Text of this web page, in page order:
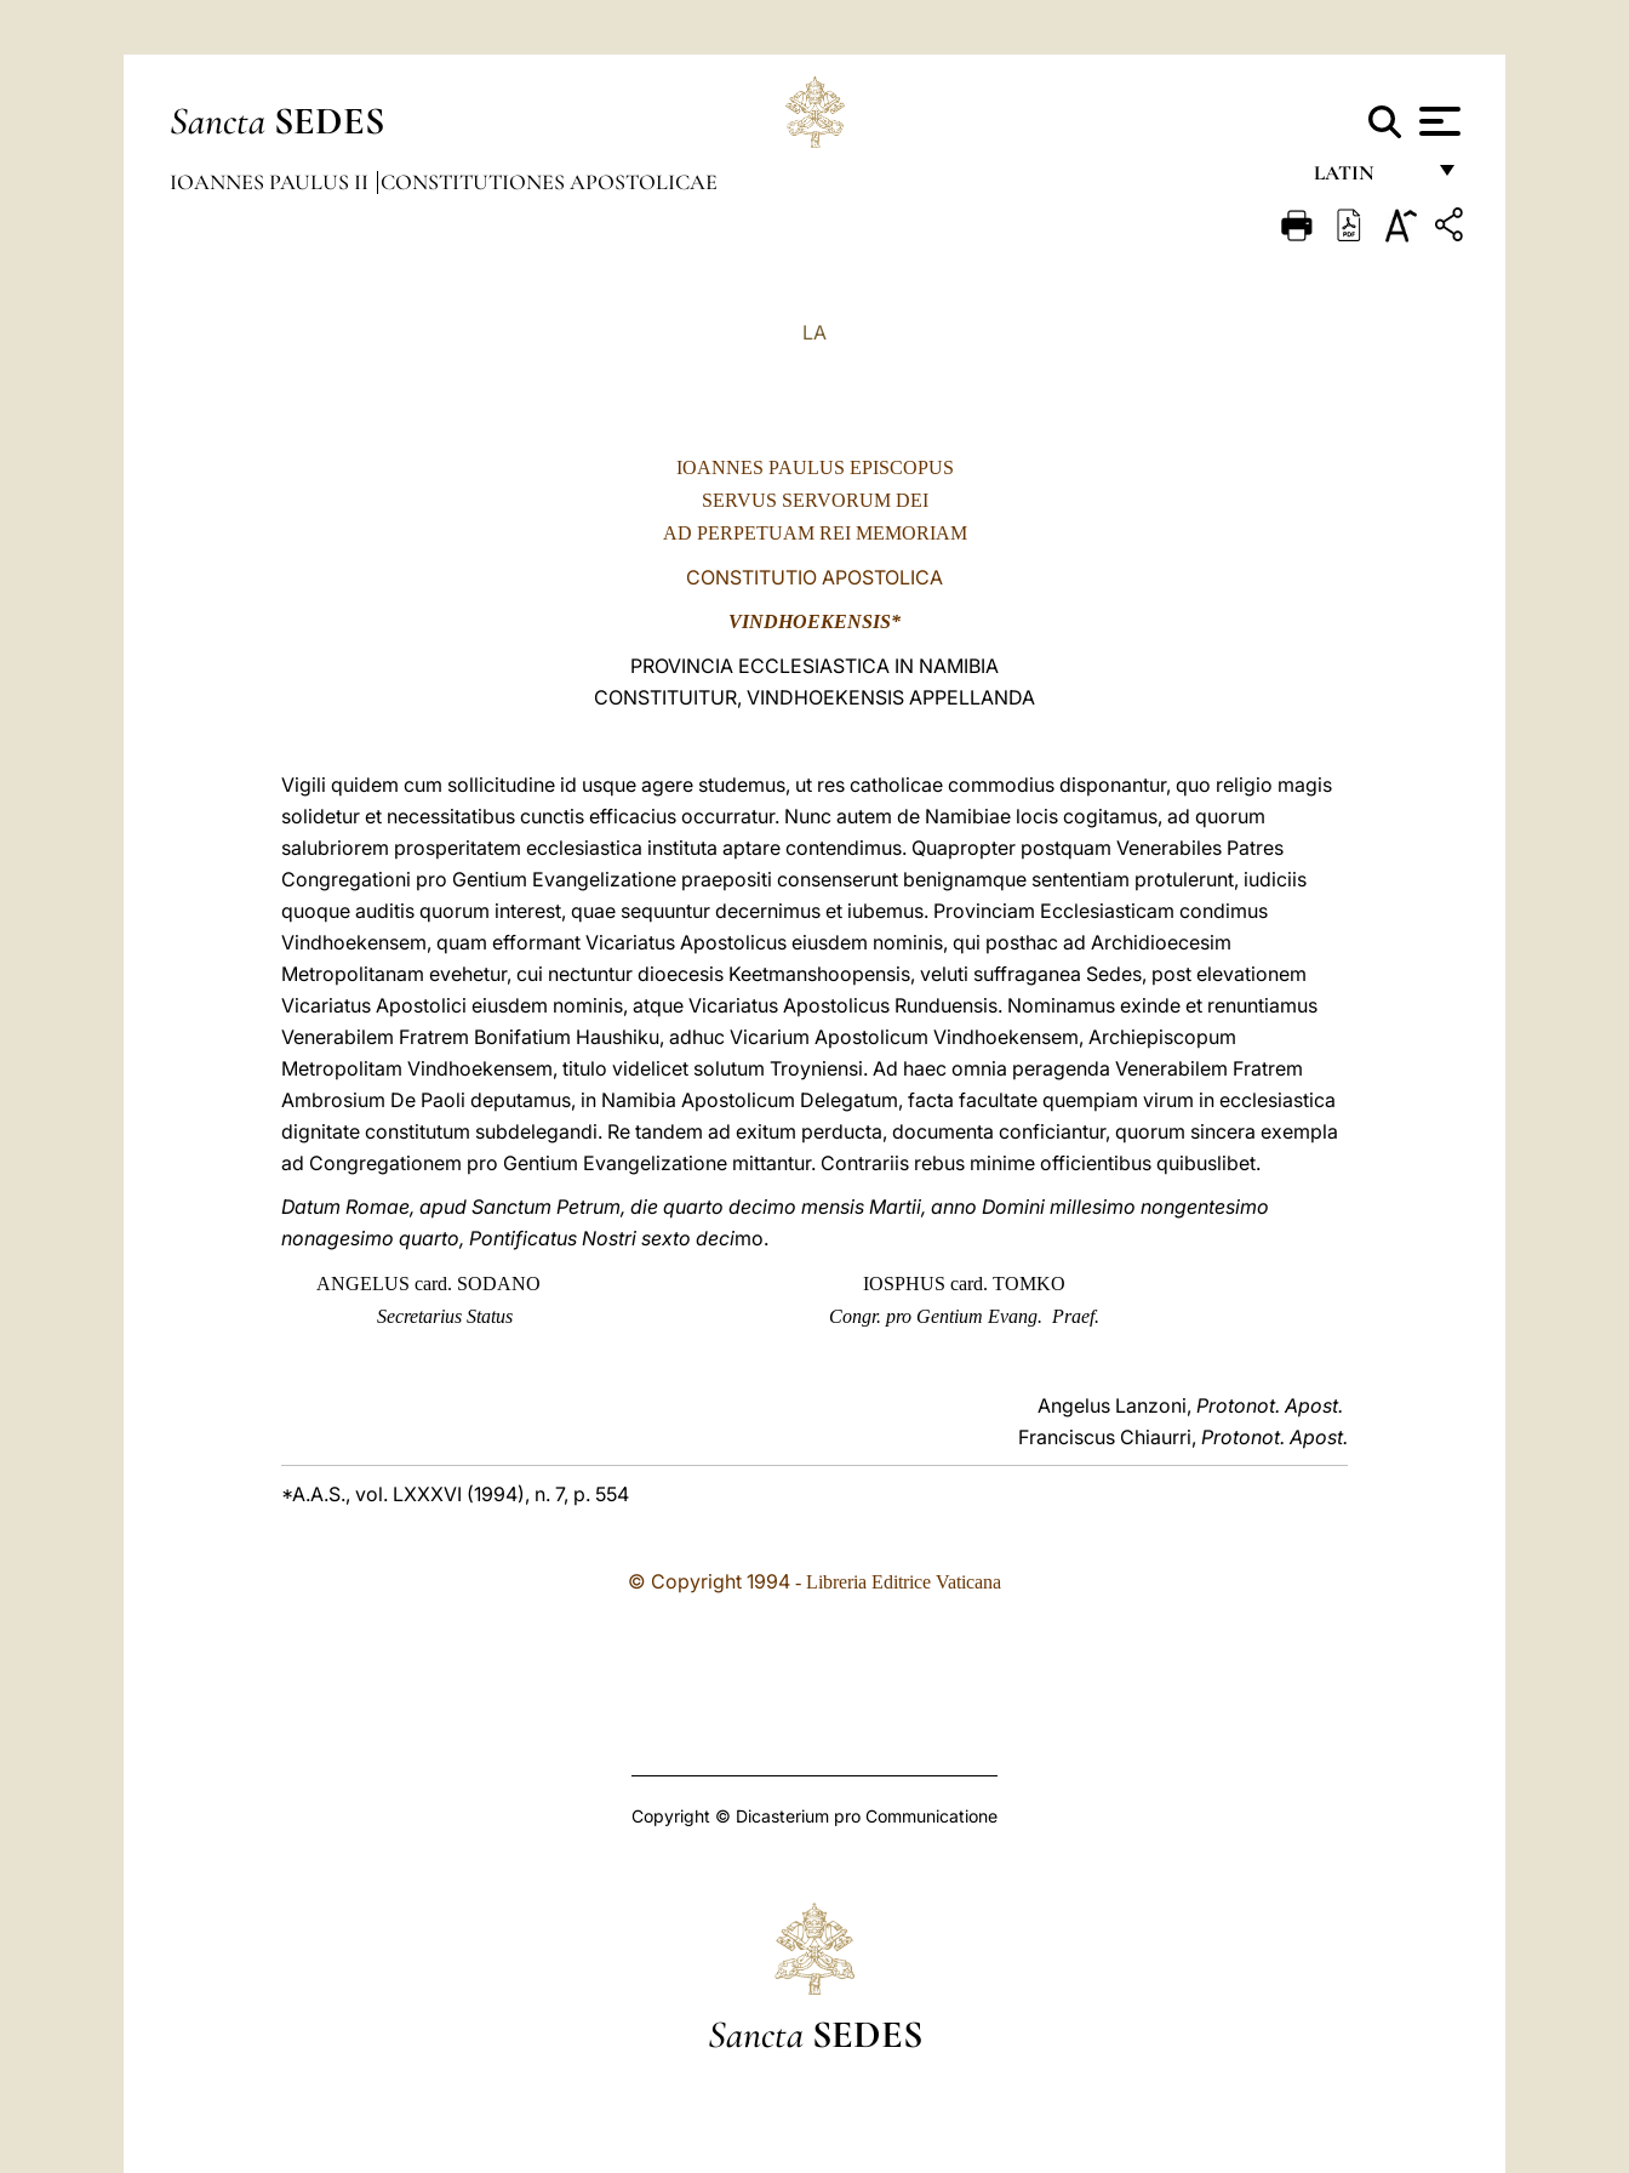
Sancta SEDES
LATIN
FRANÇAIS
IOANNES PAULUS II CONSTITUTIONES APOSTOLICAE
LA
IOANNES PAULUS EPISCOPUS
SERVUS SERVORUM DEI
AD PERPETUAM REI MEMORIAM
CONSTITUTIO APOSTOLICA
VINDHOEKENSIS*
PROVINCIA ECCLESIASTICA IN NAMIBIA
CONSTITUITUR, VINDHOEKENSIS APPELLANDA
Vigili quidem cum sollicitudine id usque agere studemus, ut res catholicae commodius disponantur, quo religio magis
solidetur et necessitatibus cunctis efficacius occurratur. Nunc autem de Namibiae locis cogitamus, ad quorum
salubriorem prosperitatem ecclesiastica instituta aptare contendimus. Quapropter postquam Venerabiles Patres
Congregationi pro Gentium Evangelizatione praepositi consenserunt benignamque sententiam protulerunt, iudiciis
quoque auditis quorum interest, quae sequuntur decernimus et iubemus. Provinciam Ecclesiasticam condimus
Vindhoekensem, quam efformant Vicariatus Apostolicus eiusdem nominis, qui posthac ad Archidioecesim
Metropolitanam evehetur, cui nectuntur dioecesis Keetmanshoopensis, veluti suffraganea Sedes, post elevationem
Vicariatus Apostolici eiusdem nominis, atque Vicariatus Apostolicus Runduensis. Nominamus exinde et renuntiamus
Venerabilem Fratrem Bonifatium Haushiku, adhuc Vicarium Apostolicum Vindhoekensem, Archiepiscopum
Metropolitam Vindhoekensem, titulo videlicet solutum Troyniensi. Ad haec omnia peragenda Venerabilem Fratrem
Ambrosium De Paoli deputamus, in Namibia Apostolicum Delegatum, facta facultate quempiam virum in ecclesiastica
dignitate constitutum subdelegandi. Re tandem ad exitum perducta, documenta conficiantur, quorum sincera exempla
ad Congregationem pro Gentium Evangelizatione mittantur. Contrariis rebus minime officientibus quibuslibet.
Datum Romae, apud Sanctum Petrum, die quarto decimo mensis Martii, anno Domini millesimo nongentesimo
nonagesimo quarto, Pontificatus Nostri sexto decimo.
ANGELUS card. SODANO
Secretarius Status
IOSPHUS card. TOMKO
Congr. pro Gentium Evang. Praef.
Angelus Lanzoni, Protonot. Apost.
Franciscus Chiaurri, Protonot. Apost.
*A.A.S., vol. LXXXVI (1994), n. 7, p. 554
© Copyright 1994 - Libreria Editrice Vaticana
Copyright © Dicasterium pro Communicatione
Sancta SEDES